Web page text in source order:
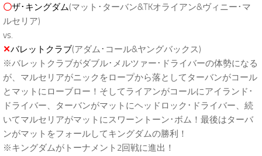
〇ザ･キングダム(マット･ターバン&TKオライアン&ヴィニー･マ
ルセリア)
vs.
✕バレットクラブ(アダム･コール&ヤングバックス)
※バレットクラブがダブル･メルツァー･ドライバーの体勢になる
が、マルセリアがニックをロープから落としてターバンがコール
とマットにローブロー！そしてライアンがコールにアイランド･
ドライバー、ターバンがマットにヘッドロック･ドライバー、続
いてマルセリアがマットにスワーントーン･ボム！最後はターバ
ンがマットをフォールしてキングダムの勝利！
※キングダムがトーナメント2回戦に進出！